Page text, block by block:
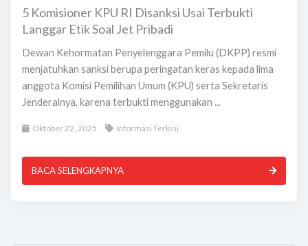
5 Komisioner KPU RI Disanksi Usai Terbukti
Langgar Etik Soal Jet Pribadi
Dewan Kehormatan Penyelenggara Pemilu (DKPP) resmi
menjatuhkan sanksi berupa peringatan keras kepada lima
anggota Komisi Pemilihan Umum (KPU) serta Sekretaris
Jenderalnya, karena terbukti menggunakan ...
Oktober 22, 2025 Informasi Terkini
BACA SELENGKAPNYA